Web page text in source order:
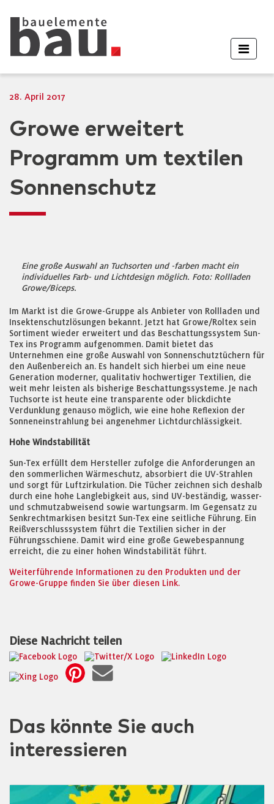
28. April 2017
Growe erweitert
Programm um textilen
Sonnenschutz
Eine große Auswahl an Tuchsorten und -farben macht ein
individuelles Farb- und Lichtdesign möglich. Foto: Rollladen
Growe/Biceps.
Im Markt ist die Growe-Gruppe als Anbieter von Rollladen und
Insektenschutzlösungen bekannt. Jetzt hat Growe/Roltex sein
Sortiment wieder erweitert und das Beschattungssystem Sun-
Tex ins Programm aufgenommen. Damit bietet das
Unternehmen eine große Auswahl von Sonnenschutztüchern für
den Außenbereich an. Es handelt sich hierbei um eine neue
Generation moderner, qualitativ hochwertiger Textilien, die
weit mehr leisten als bisherige Beschattungssysteme. Je nach
Tuchsorte ist heute eine transparente oder blickdichte
Verdunklung genauso möglich, wie eine hohe Reflexion der
Sonneneinstrahlung bei angenehmer Lichtdurchlässigkeit.
Hohe Windstabilität
Sun-Tex erfüllt dem Hersteller zufolge die Anforderungen an
den sommerlichen Wärmeschutz, absorbiert die UV-Strahlen
und sorgt für Luftzirkulation. Die Tücher zeichnen sich deshalb
durch eine hohe Langlebigkeit aus, sind UV-beständig, wasser-
und schmutzabweisend sowie wartungsarm. Im Gegensatz zu
Senkrechtmarkisen besitzt Sun-Tex eine seitliche Führung. Ein
Reißverschlusssystem führt die Textilien sicher in der
Führungsschiene. Damit wird eine große Gewebespannung
erreicht, die zu einer hohen Windstabilität führt.
Weiterführende Informationen zu den Produkten und der
Growe-Gruppe finden Sie über diesen Link.
Diese Nachricht teilen
Das könnte Sie auch
interessieren